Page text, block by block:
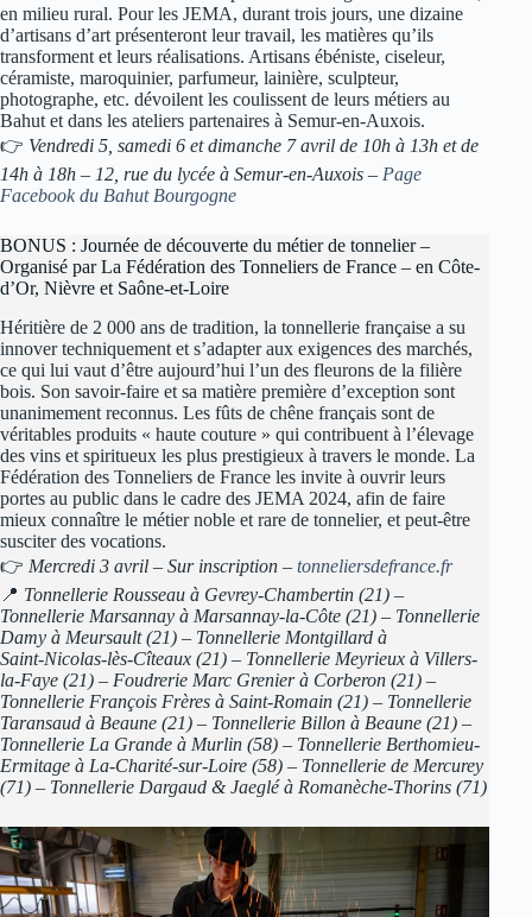
en milieu rural. Pour les JEMA, durant trois jours, une dizaine
d’artisans d’art présenteront leur travail, les matières qu’ils
transforment et leurs réalisations. Artisans ébéniste, ciseleur,
céramiste, maroquinier, parfumeur, lainière, sculpteur,
photographe, etc. dévoilent les coulissent de leurs métiers au
Bahut et dans les ateliers partenaires à Semur-en-Auxois.
👉 Vendredi 5, samedi 6 et dimanche 7 avril de 10h à 13h et de
14h à 18h – 12, rue du lycée à Semur-en-Auxois – Page
Facebook du Bahut Bourgogne
BONUS : Journée de découverte du métier de tonnelier –
Organisé par La Fédération des Tonneliers de France – en Côte-
d’Or, Nièvre et Saône-et-Loire
Héritière de 2 000 ans de tradition, la tonnellerie française a su
innover techniquement et s’adapter aux exigences des marchés,
ce qui lui vaut d’être aujourd’hui l’un des fleurons de la filière
bois. Son savoir-faire et sa matière première d’exception sont
unanimement reconnus. Les fûts de chêne français sont de
véritables produits « haute couture » qui contribuent à l’élevage
des vins et spiritueux les plus prestigieux à travers le monde. La
Fédération des Tonneliers de France les invite à ouvrir leurs
portes au public dans le cadre des JEMA 2024, afin de faire
mieux connaître le métier noble et rare de tonnelier, et peut-être
susciter des vocations.
👉 Mercredi 3 avril – Sur inscription – tonneliersdefrance.fr
📍 Tonnellerie Rousseau à Gevrey-Chambertin (21) –
Tonnellerie Marsannay à Marsannay-la-Côte (21) – Tonnellerie
Damy à Meursault (21) – Tonnellerie Montgillard à
Saint-Nicolas-lès-Cîteaux (21) – Tonnellerie Meyrieux à Villers-
la-Faye (21) – Foudrerie Marc Grenier à Corberon (21) –
Tonnellerie François Frères à Saint-Romain (21) – Tonnellerie
Taransaud à Beaune (21) – Tonnellerie Billon à Beaune (21) –
Tonnellerie La Grande à Murlin (58) – Tonnellerie Berthomieu-
Ermitage à La-Charité-sur-Loire (58) – Tonnellerie de Mercurey
(71) – Tonnellerie Dargaud & Jaeglé à Romanèche-Thorins (71)